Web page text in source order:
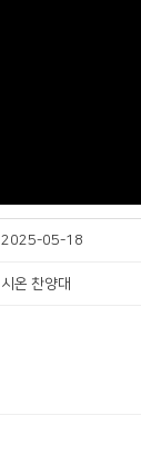
2025-05-18
시온 찬양대